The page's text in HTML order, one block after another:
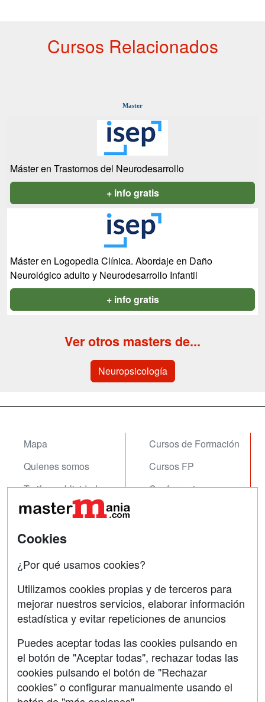
Cursos Relacionados
Master
Máster en Trastornos del Neurodesarrollo
+ info gratis
Máster en Logopedia Clínica. Abordaje en Daño
Neurológico adulto y Neurodesarrollo Infantil
+ info gratis
Ver otros masters de...
Neuropsicología
Mapa
Quienes somos
Tarifas publicidad
Acceso Usuarios
Acceso Centros
Cursos de Formación
Cursos FP
Conferencias
Contactar
Confidencialidad
Aviso legal
Copyleft
Cookies
¿Por qué usamos cookies?
Utilizamos cookies propias y de terceros para
mejorar nuestros servicios, elaborar información
estadística y evitar repeticiones de anuncios
Puedes aceptar todas las cookies pulsando en
el botón de "Aceptar todas", rechazar todas las
cookies pulsando el botón de "Rechazar
cookies" o configurar manualmente usando el